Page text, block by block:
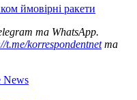
ймовірні ракети
та WhatsApp.
t.me/korrespondentnetта
News